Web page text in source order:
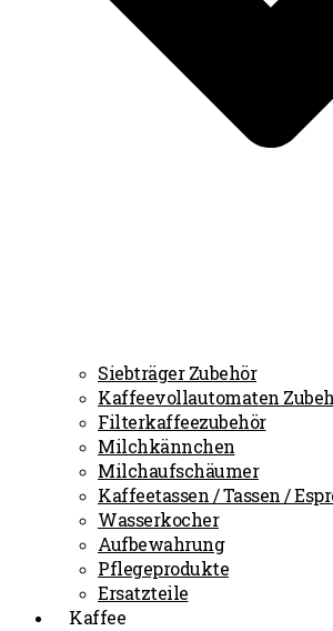
Siebträger Zubehör
Kaffeevollautomaten
Filterkaffeezubehör
Milchkännchen
Milchaufschäumer
Kaffeetassen / Tassen /
Wasserkocher
Aufbewahrung
Pflegeprodukte
Ersatzteile
Kaffee